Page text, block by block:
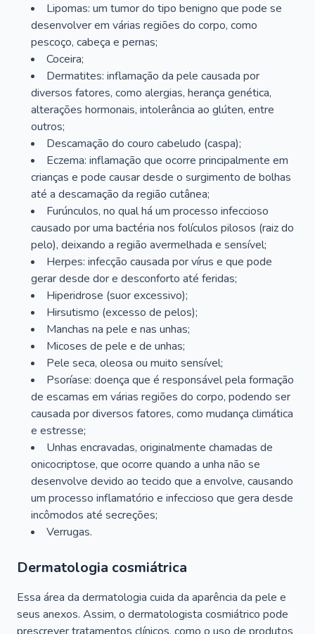
Lipomas: um tumor do tipo benigno que pode se
desenvolver em várias regiões do corpo, como
pescoço, cabeça e pernas;
Coceira;
Dermatites: inflamação da pele causada por
diversos fatores, como alergias, herança genética,
alterações hormonais, intolerância ao glúten, entre
outros;
Descamação do couro cabeludo (caspa);
Eczema: inflamação que ocorre principalmente em
crianças e pode causar desde o surgimento de bolhas
até a descamação da região cutânea;
Furúnculos, no qual há um processo infeccioso
causado por uma bactéria nos folículos pilosos (raiz do
pelo), deixando a região avermelhada e sensível;
Herpes: infecção causada por vírus e que pode
gerar desde dor e desconforto até feridas;
Hiperidrose (suor excessivo);
Hirsutismo (excesso de pelos);
Manchas na pele e nas unhas;
Micoses de pele e de unhas;
Pele seca, oleosa ou muito sensível;
Psoríase: doença que é responsável pela formação
de escamas em várias regiões do corpo, podendo ser
causada por diversos fatores, como mudança climática
e estresse;
Unhas encravadas, originalmente chamadas de
onicocriptose, que ocorre quando a unha não se
desenvolve devido ao tecido que a envolve, causando
um processo inflamatório e infeccioso que gera desde
incômodos até secreções;
Verrugas.
Dermatologia cosmiátrica
Essa área da dermatologia cuida da aparência da pele e
seus anexos. Assim, o dermatologista cosmiátrico pode